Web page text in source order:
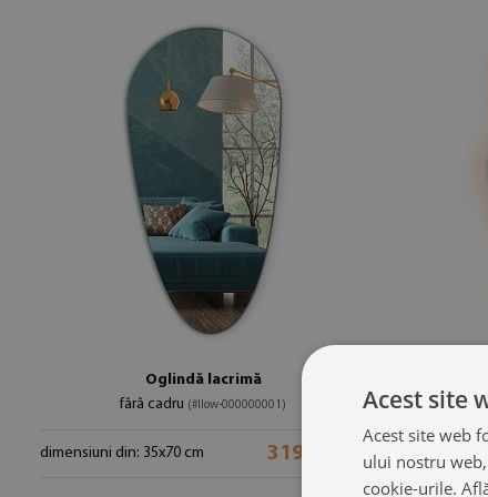
Oglindă lacrimă
fără cadru (#llow-000000001)
dimensiuni din: 35x70 cm 319.99 LEI
de perete
dimensiuni
Acest site
Acest site web
ului nostru
cookie-urile.